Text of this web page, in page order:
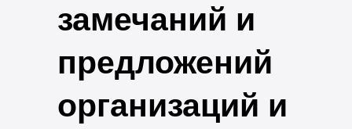
замечаний и
предложений
организаций и